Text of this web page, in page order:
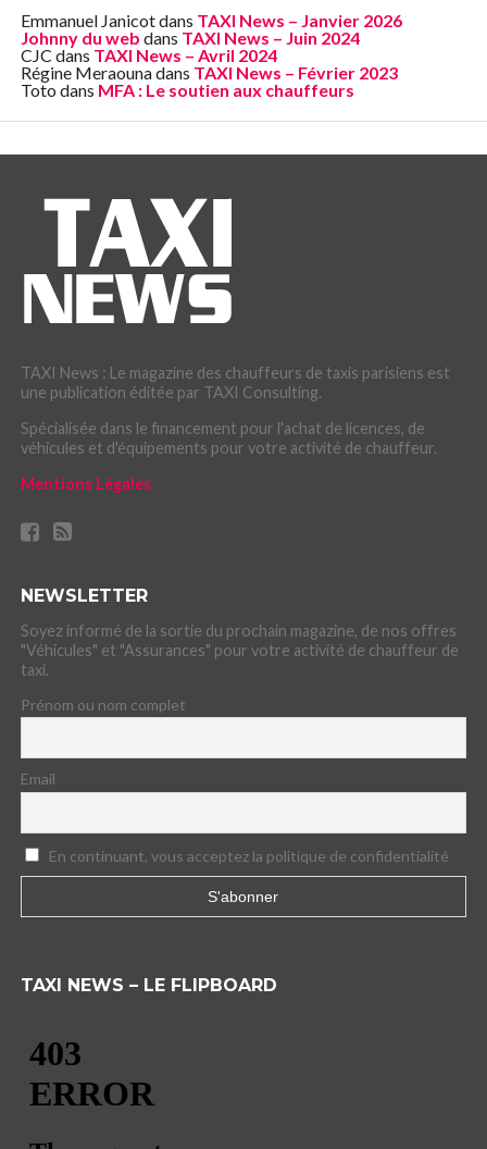
Emmanuel Janicotdans TAXI News – Janvier 2026
Johnny du web dans TAXI News – Juin 2024
CJC dans TAXI News – Avril 2024
Régine Meraounadans TAXI News – Février 2023
Toto dans MFA : Le soutien aux chauffeurs
TAXI News : Le magazine des chauffeurs de taxis parisiens est
une publication éditée par TAXI Consulting.
Spécialisée dans le financement pour l'achat de licences, de
véhicules et d'équipements pour votre activité de chauffeur.
Mentions Légales
NEWSLETTER
Soyez informé de la sortie du prochain magazine, de nos offres
"Véhicules" et "Assurances" pour votre activité de chauffeur de
taxi.
Prénom ou nom complet
Email
En continuant, vous acceptez la politique de confidentialité
TAXI NEWS – LE FLIPBOARD